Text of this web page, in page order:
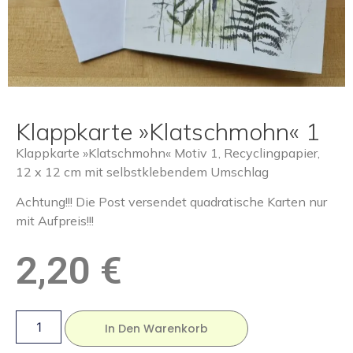
Klappkarte »Klatschmohn« 1
Klappkarte »Klatschmohn« Motiv 1, Recyclingpapier,
12 x 12 cm mit selbstklebendem Umschlag
Achtung!!! Die Post versendet quadratische Karten nur
mit Aufpreis!!!
2,20 €
In Den Warenkorb